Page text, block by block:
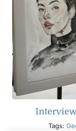
Tags: